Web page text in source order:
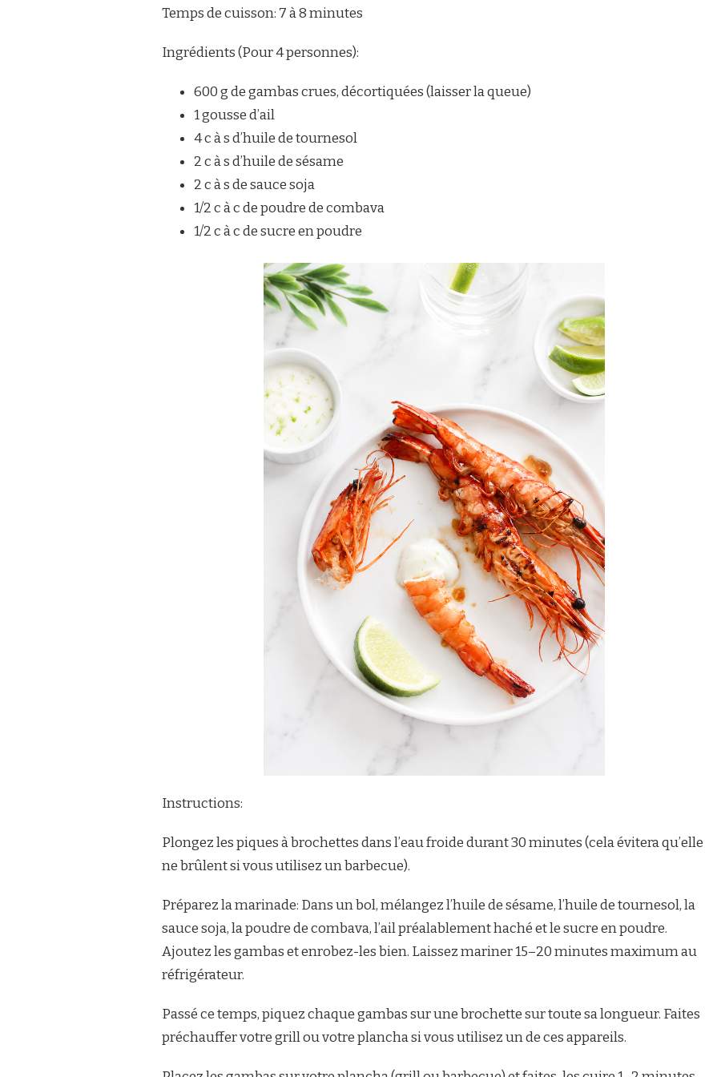
Temps de cuisson: 7 à 8 minutes
Ingrédients (Pour 4 personnes):
600 g de gambas crues, décortiquées (laisser la queue)
1 gousse d’ail
4 c à s d’huile de tournesol
2 c à s d’huile de sésame
2 c à s de sauce soja
1/2 c à c de poudre de combava
1/2 c à c de sucre en poudre
Instructions:
Plongez les piques à brochettes dans l’eau froide durant 30 minutes (cela évitera qu’elle
ne brûlent si vous utilisez un barbecue).
Préparez la marinade: Dans un bol, mélangez l’huile de sésame, l’huile de tournesol, la
sauce soja, la poudre de combava, l’ail préalablement haché et le sucre en poudre.
Ajoutez les gambas et enrobez-les bien. Laissez mariner 15–20 minutes maximum au
réfrigérateur.
Passé ce temps, piquez chaque gambas sur une brochette sur toute sa longueur. Faites
préchauffer votre grill ou votre plancha si vous utilisez un de ces appareils.